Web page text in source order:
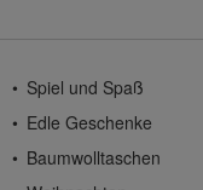
Spiel und Spaß
Edle Geschenke
Baumwolltaschen